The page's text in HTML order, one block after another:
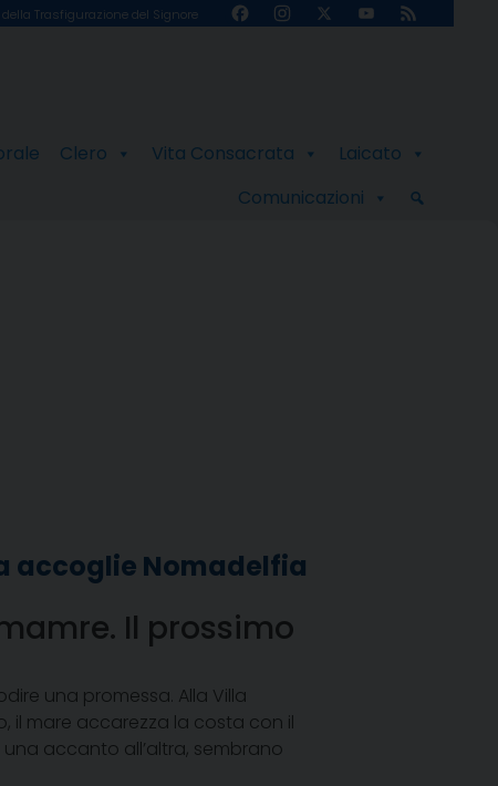
della Trasfigurazione del Signore FacebookInstagram
X
YouTube
Feed
Clero Vita Consacrata
Laicato
Comunicazioni
accoglie Nomadelfia
Il prossimo
una promessa. Alla Villa
il mare accarezza la costa con il
accanto all’altra, sembrano